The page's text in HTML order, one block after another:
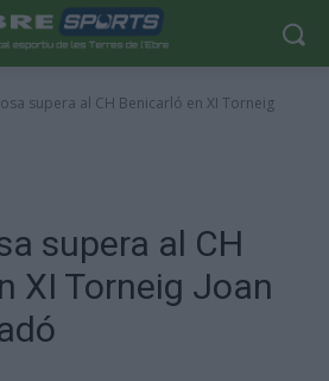
supera al CH Benicarló en XI Torneig
supera al CH
XI Torneig Joan